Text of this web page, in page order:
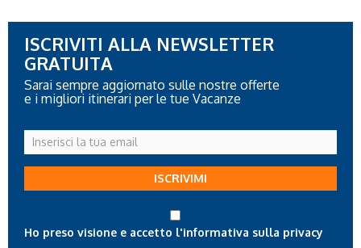
ISCRIVITI ALLA NEWSLETTER
GRATUITA
Sarai sempre aggiornato sulle nostre offerte
e i migliori itinerari per le tue Vacanze
Inserisci
la
tua
ISCRIVIMI
Ho preso visione e accetto l'informativa sulla privacy